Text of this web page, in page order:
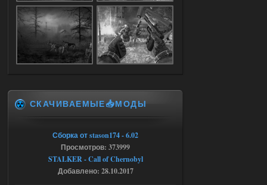
Ответить ➤
05.08.2026
Объединенный Пак 2 + OGSR +
STCoP WP 3.4
Доступно только для пользователей
Ответить ➤
Объединенный Пак 2 + OGSR +
STCoP WP 3.4
СКАЧИВАЕМЫЕ📥МОДЫ
Сборка от stason174 - 6.02
Просмотров: 373999
STALKER - Call of Chernobyl
Добавлено: 28.10.2017